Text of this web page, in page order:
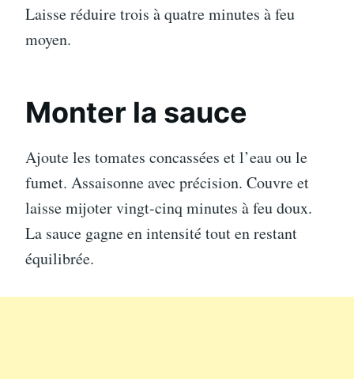
Laisse réduire trois à quatre minutes à feu
moyen.
Monter la sauce
Ajoute les tomates concassées et l’eau ou le
fumet. Assaisonne avec précision. Couvre et
laisse mijoter vingt-cinq minutes à feu doux.
La sauce gagne en intensité tout en restant
équilibrée.